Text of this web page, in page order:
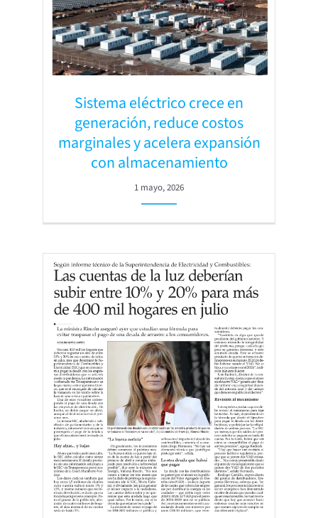
Sistema eléctrico crece en
generación, reduce costos
marginales y acelera expansión
con almacenamiento
1 mayo, 2026